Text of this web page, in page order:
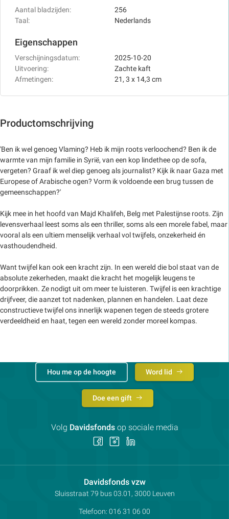
Productomschrijving
'Ben ik wel genoeg Vlaming? Heb ik mijn roots verloochend? Ben ik de
warmte van mijn familie in Syrië, van een kop lindethee op de sofa,
vergeten? Graaf ik wel diep genoeg als journalist? Kijk ik naar Gaza met
Europese of Arabische ogen? Vorm ik voldoende een brug tussen de
gemeenschappen?'
Kijk mee in het hoofd van Majd Khalifeh, Belg met Palestijnse roots. Zijn
levensverhaal leest soms als een thriller, soms als een morele fabel, maar
vooral als een ultiem menselijk verhaal vol twijfels, onzekerheid én
vasthoudendheid.
Want twijfel kan ook een kracht zijn. In een wereld die bol staat van de
absolute zekerheden, maakt die kracht het mogelijk leugens te
doorprikken. Ze nodigt uit om meer te luisteren. Twijfel is een krachtige
drijfveer, die aanzet tot nadenken, plannen en handelen. Laat deze
constructieve twijfel ons innerlijk wapenen tegen de steeds grotere
verdeeldheid en haat, tegen een wereld zonder moreel kompas.
Aantal bladzijden:
256
Taal:
Nederlands
Eigenschappen
Verschijningsdatum:
2025-10-20
Uitvoering:
Zachte kaft
Afmetingen:
21, 3 x 14,3 cm
Davidsfonds vzwContactpersoon:
Adres:
Sluisstraat 79 bus 03.01, 3000 Leuven
Telefoon: 016 31 06 00
Hou me op de hoogte Word lid
Doe een gift
Volg Davidsfondsop sociale media
Volg
ons
Volg